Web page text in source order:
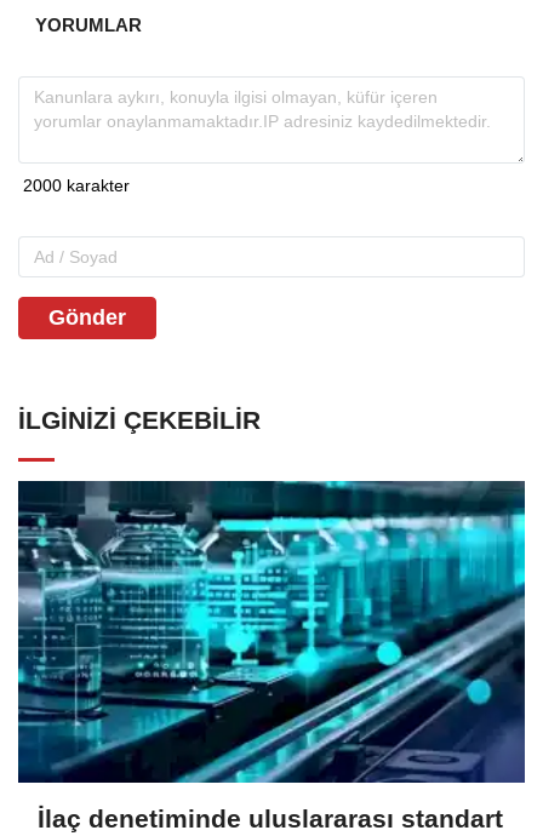
YORUMLAR
Gönder
İLGINIZI ÇEKEBILIR
İlaç denetiminde uluslararası standart